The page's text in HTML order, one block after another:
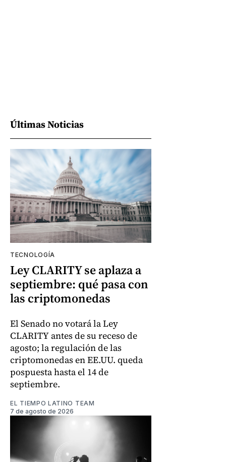
Últimas Noticias
TECNOLOGÍA
Ley CLARITY se aplaza a
septiembre: qué pasa con
las criptomonedas
El Senado no votará la Ley
CLARITY antes de su receso de
agosto; la regulación de las
criptomonedas en EE.UU. queda
pospuesta hasta el 14 de
septiembre.
EL TIEMPO LATINO TEAM
7 de agosto de 2026